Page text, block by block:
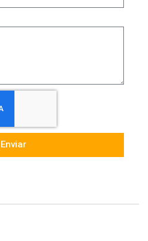
Enviar